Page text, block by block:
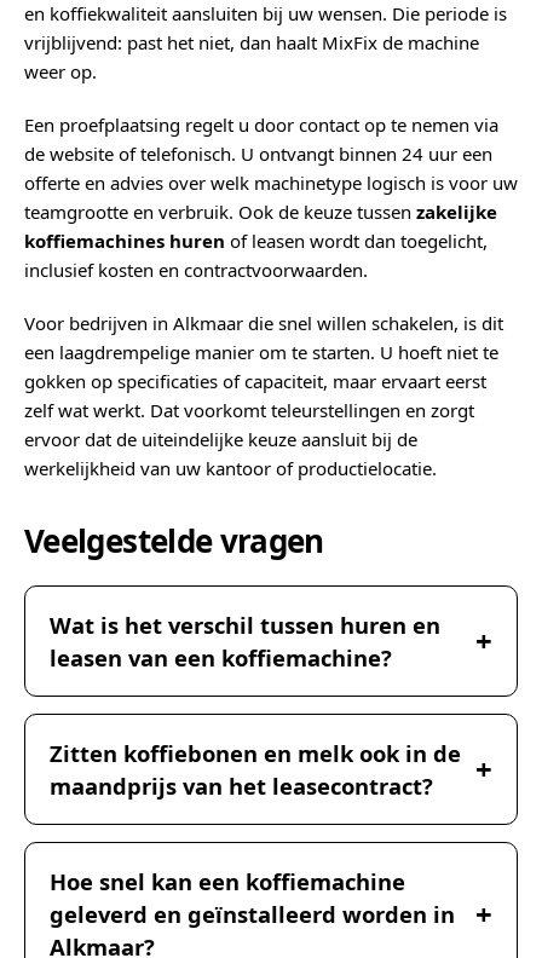
en koffiekwaliteit aansluiten bij uw wensen. Die periode is
vrijblijvend: past het niet, dan haalt MixFix de machine
weer op.
Een proefplaatsing regelt u door contact op te nemen via
de website of telefonisch. U ontvangt binnen 24 uur een
offerte en advies over welk machinetype logisch is voor uw
teamgrootte en verbruik. Ook de keuze tussen zakelijke
koffiemachines huren of leasen wordt dan toegelicht,
inclusief kosten en contractvoorwaarden.
Voor bedrijven in Alkmaar die snel willen schakelen, is dit
een laagdrempelige manier om te starten. U hoeft niet te
gokken op specificaties of capaciteit, maar ervaart eerst
zelf wat werkt. Dat voorkomt teleurstellingen en zorgt
ervoor dat de uiteindelijke keuze aansluit bij de
werkelijkheid van uw kantoor of productielocatie.
Veelgestelde vragen
Wat is het verschil tussen huren en
leasen van een koffiemachine?
Zitten koffiebonen en melk ook in de
maandprijs van het leasecontract?
Hoe snel kan een koffiemachine
geleverd en geïnstalleerd worden in
Alkmaar?